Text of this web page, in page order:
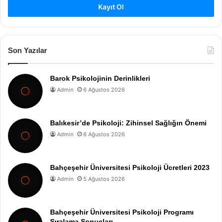
Kayıt Ol
Son Yazılar
Barok Psikolojinin Derinlikleri
Admin 6 Ağustos 2026
Balıkesir’de Psikoloji: Zihinsel Sağlığın Önemi
Admin 6 Ağustos 2026
Bahçeşehir Üniversitesi Psikoloji Ücretleri 2023
Admin 5 Ağustos 2026
Bahçeşehir Üniversitesi Psikoloji Programı